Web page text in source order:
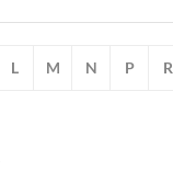
L M N P R